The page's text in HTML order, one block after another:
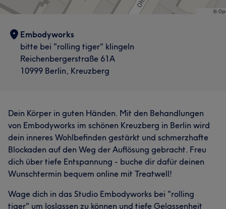
Embodyworks
bitte bei "rolling tiger" klingeln
Reichenbergerstraße 61A
10999 Berlin, Kreuzberg
Dein Körper in guten Händen. Mit den Behandlungen
von Embodyworks im schönen Kreuzberg in Berlin wird
dein inneres Wohlbefinden gestärkt und schmerzhafte
Blockaden auf den Weg der Auflösung gebracht. Freu
dich über tiefe Entspannung - buche dir dafür deinen
Wunschtermin bequem online mit Treatwell!
Wage dich in das Studio Embodyworks bei "rolling
tiger" um loslassen zu können und tiefe Gelassenheit